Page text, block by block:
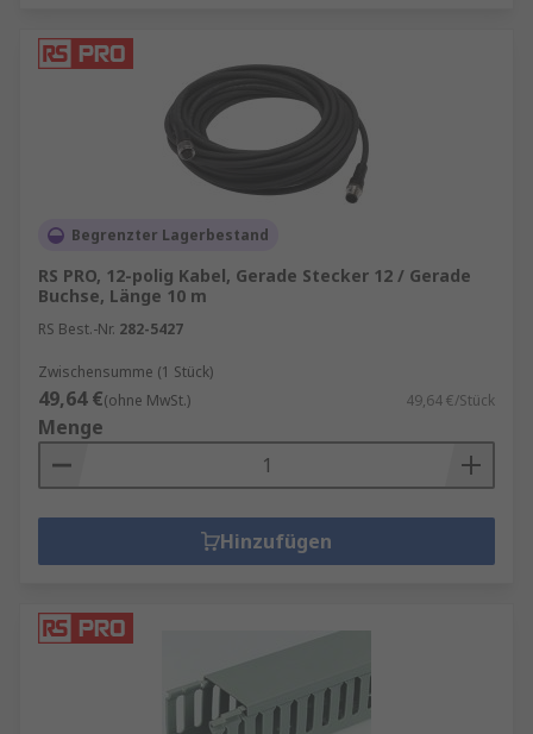
Begrenzter Lagerbestand
RS PRO, 12-polig Kabel, Gerade Stecker 12 / Gerade
Buchse, Länge 10 m
RS Best.-Nr. 282-5427
Zwischensumme (1 Stück)
49,64 €(ohne MwSt.) 49,64 €/Stück
Menge
Hinzufügen